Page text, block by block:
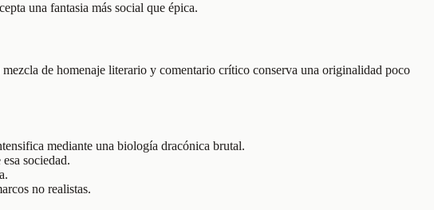
una fantasia más social que épica.
de homenaje literario y comentario crítico conserva una originalidad poco
mediante una biología dracónica brutal.
sociedad.
no realistas.